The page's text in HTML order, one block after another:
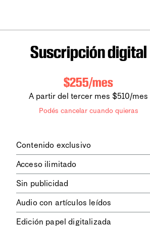
Suscripción digital
$255/mes
A partir del tercer mes $510/mes
Podés cancelar cuando quieras
Contenido exclusivo
digitales dela diaria
los contenidos de Le Monde
diplomatique.
Acceso ilimitado
contenidos.
Sin publicidad
publicitarios.
Audio con artículos leídos
Edición papel digitalizada